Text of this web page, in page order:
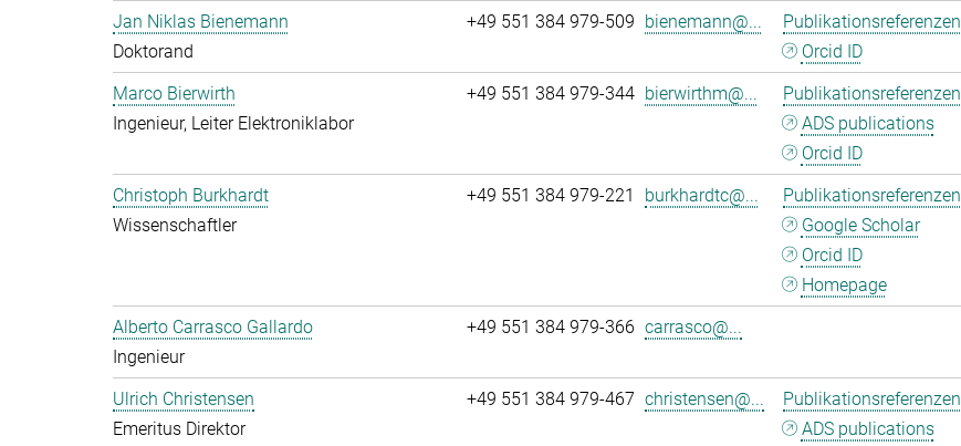
Jan Niklas Bienemann
Doktorand
+49 551 384 979-509 bienemann@...
Publikationsreferenzen
Orcid ID
Marco Bierwirth
Ingenieur, Leiter Elektroniklabor
+49 551 384 979-344 bierwirthm@...
Publikationsreferenzen
ADS publications
Orcid ID
Christoph Burkhardt
Wissenschaftler
+49 551 384 979-221 burkhardtc@...
Publikationsreferenzen
Google Scholar
Orcid ID
Homepage
Alberto Carrasco Gallardo
Ingenieur
+49 551 384 979-366 carrasco@...
Ulrich Christensen
Emeritus Direktor
+49 551 384 979-467 christensen@...
Publikationsreferenzen
ADS publications